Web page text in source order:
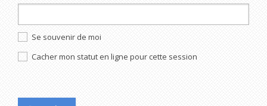
Se souvenir de moi
Cacher mon statut en ligne pour cette session